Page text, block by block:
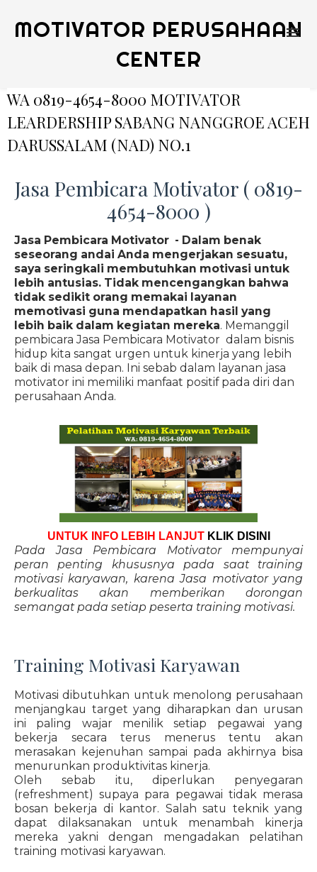
MOTIVATOR PERUSAHAAN
CENTER
WA 0819-4654-8000 MOTIVATOR
LEARDERSHIP SABANG NANGGROE ACEH
DARUSSALAM (NAD) NO.1
Jasa Pembicara Motivator ( 0819-
4654-8000 )
Jasa Pembicara Motivator - Dalam benak
seseorang andai Anda mengerjakan sesuatu,
saya seringkali membutuhkan motivasi untuk
lebih antusias. Tidak mencengangkan bahwa
tidak sedikit orang memakai layanan
memotivasi guna mendapatkan hasil yang
lebih baik dalam kegiatan mereka. Memanggil
pembicara Jasa Pembicara Motivator dalam bisnis
hidup kita sangat urgen untuk kinerja yang lebih
baik di masa depan. Ini sebab dalam layanan jasa
motivator ini memiliki manfaat positif pada diri dan
perusahaan Anda.
UNTUK INFO LEBIH LANJUT KLIK DISINI
Pada Jasa Pembicara Motivator mempunyai
peran penting khususnya pada saat training
motivasi karyawan, karena Jasa motivator yang
berkualitas akan memberikan dorongan
semangat pada setiap peserta training motivasi.
Training Motivasi Karyawan
Motivasi dibutuhkan untuk menolong perusahaan
menjangkau target yang diharapkan dan urusan
ini paling wajar menilik setiap pegawai yang
bekerja secara terus menerus tentu akan
merasakan kejenuhan sampai pada akhirnya bisa
menurunkan produktivitas kinerja.
Oleh sebab itu, diperlukan penyegaran
(refreshment) supaya para pegawai tidak merasa
bosan bekerja di kantor. Salah satu teknik yang
dapat dilaksanakan untuk menambah kinerja
mereka yakni dengan mengadakan pelatihan
training motivasi karyawan.